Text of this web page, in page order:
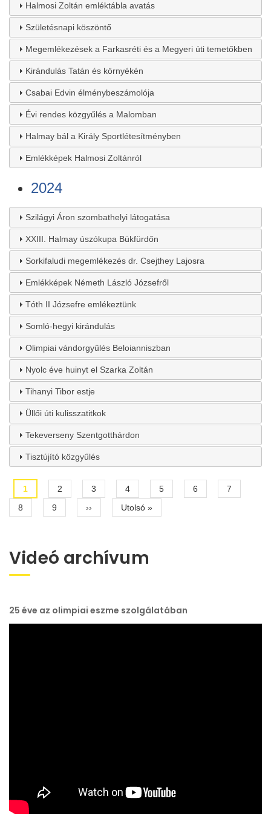
Halmosi Zoltán emléktábla avatás
Születésnapi köszöntő
Megemlékezések a Farkasréti és a Megyeri úti temetőkben
Kirándulás Tatán és környékén
Csabai Edvin élménybeszámolója
Évi rendes közgyűlés a Malomban
Halmay bál a Király Sportlétesítményben
Emlékképek Halmosi Zoltánról
2024
Szilágyi Áron szombathelyi látogatása
XXIII. Halmay úszókupa Bükfürdőn
Sorkifaludi megemlékezés dr. Csejthey Lajosra
Emlékképek Németh László Józsefről
Tóth II Józsefre emlékeztünk
Somló-hegyi kirándulás
Olimpiai vándorgyűlés Beloianniszban
Nyolc éve huinyt el Szarka Zoltán
Tihanyi Tibor estje
Üllői úti kulisszatitkok
Tekeverseny Szentgotthárdon
Tisztújító közgyűlés
Pagination
Current
page
1 Page
2 Page
3 Page
4 Page
5 Page
6 Page
7
Page
8 Page
9
Next
page
››
Last
page
Utolsó »
Videó archívum
25 éve az olimpiai eszme szolgálatában